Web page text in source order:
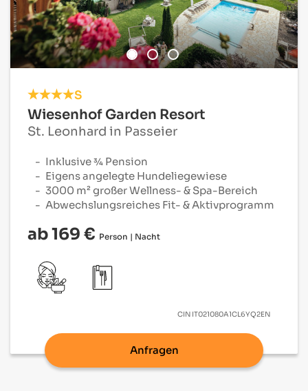
S
Wiesenhof Garden Resort
St. Leonhard in Passeier
Inklusive ¾ Pension
Eigens angelegte Hundeliegewiese
3000 m² großer Wellness- & Spa-Bereich
Abwechslungsreiches Fit- & Aktivprogramm
ab 169 € Person | Nacht
CIN IT021080A1CL6YQ2EN
Anfragen